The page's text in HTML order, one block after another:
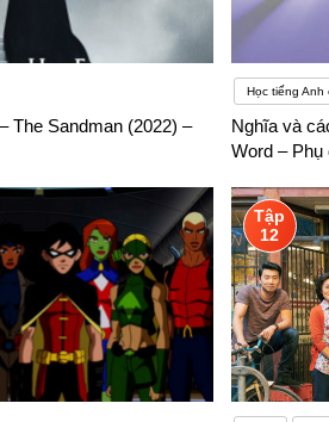
The Sandman (2022) –
Học tiếng Anh
Nghĩa và
Word –
Tập
12